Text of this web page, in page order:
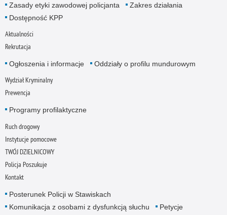
Zasady etyki zawodowej policjanta
Zakres działania
Dostępność KPP
Aktualności
Rekrutacja
Ogłoszenia i informacje Oddziały o profilu mundurowym
Wydział Kryminalny
Prewencja
Programy profilaktyczne
Ruch drogowy
Instytucje pomocowe
TWÓJ DZIELNICOWY
Policja Poszukuje
Kontakt
Posterunek Policji w Stawiskach
Komunikacja z osobami z dysfunkcją słuchu
Petycje